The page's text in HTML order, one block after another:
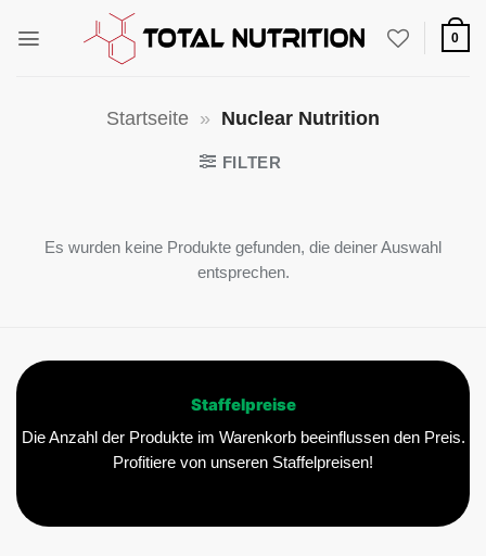
Inhalt
0
Startseite » Nuclear Nutrition
FILTER
Es wurden keine Produkte gefunden, die deiner Auswahl
entsprechen.
Staffelpreise
Die Anzahl der Produkte im Warenkorb beeinflussen den Preis.
Profitiere von unseren Staffelpreisen!